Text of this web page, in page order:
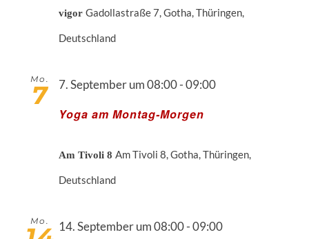
vigorGadollastraße 7, Gotha, Thüringen,
Deutschland
Mo.
7
Yoga am Montag-Morgen
7. September um 08:00-09:00
Am Tivoli 8Am Tivoli 8, Gotha, Thüringen,
Deutschland
Mo. 14. September um 08:00-09:00